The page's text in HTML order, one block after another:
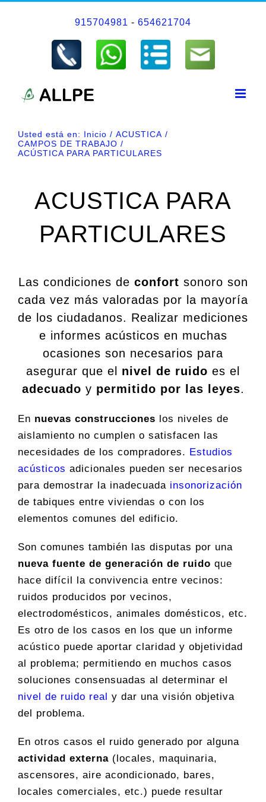
915704981 - 654621704
Usted está en: Inicio
ACUSTICA
CAMPOS DE TRABAJO
ACÚSTICA PARA PARTICULARES
ACUSTICA PARA
PARTICULARES
Las condiciones de confort sonoro son
cada vez más valoradas por la mayoría
de los ciudadanos. Realizar mediciones
e informes acústicos en muchas
ocasiones son necesarios para
asegurar que el nivel de ruido es el
adecuado y permitido por las leyes.
En nuevas construcciones los niveles de
aislamiento no cumplen o satisfacen las
necesidades de los compradores. Estudios
acústicos adicionales pueden ser necesarios
para demostrar la inadecuada insonorización
de tabiques entre viviendas o con los
elementos comunes del edificio.
Son comunes también las disputas por una
nueva fuente de generación de ruido que
hace difícil la convivencia entre vecinos:
ruidos producidos por vecinos,
electrodomésticos, animales domésticos, etc.
Es otro de los casos en los que un informe
acústico puede aportar claridad y objetividad
al problema; permitiendo en muchos casos
soluciones consensuadas al determinar el
nivel de ruido real y dar una visión objetiva
del problema.
En otros casos el ruido generado por alguna
actividad externa(locales, maquinaria,
ascensores, aire acondicionado, bares,
locales comerciales, etc.) puede resultar